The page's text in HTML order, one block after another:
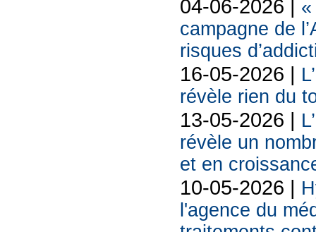
04-06-2026 |
campagne de
risques
16-05-2026 |
révèle rien du
13-05-2026 |
révèle un
et en
10-05-2026 |
l'agence du